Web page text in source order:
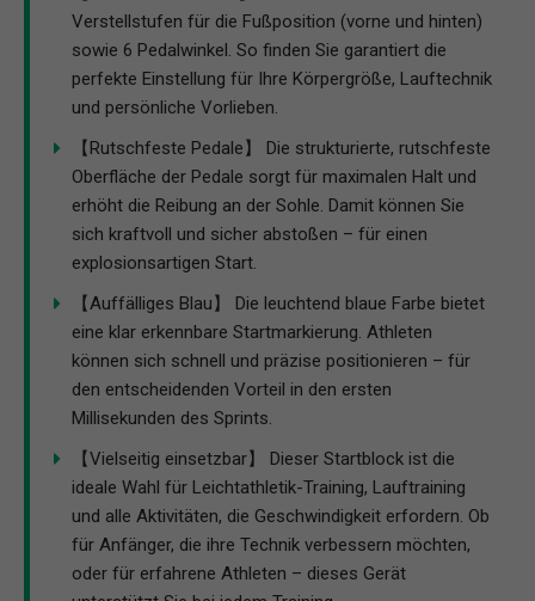
Verstellstufen für die Fußposition (vorne und hinten)
sowie 6 Pedalwinkel. So finden Sie garantiert die
perfekte Einstellung für Ihre Körpergröße, Lauftechnik
und persönliche Vorlieben.
【Rutschfeste Pedale】 Die strukturierte, rutschfeste
Oberfläche der Pedale sorgt für maximalen Halt und
erhöht die Reibung an der Sohle. Damit können Sie
sich kraftvoll und sicher abstoßen – für einen
explosionsartigen Start.
【Auffälliges Blau】 Die leuchtend blaue Farbe bietet
eine klar erkennbare Startmarkierung. Athleten
können sich schnell und präzise positionieren – für
den entscheidenden Vorteil in den ersten
Millisekunden des Sprints.
【Vielseitig einsetzbar】 Dieser Startblock ist die
ideale Wahl für Leichtathletik-Training, Lauftraining
und alle Aktivitäten, die Geschwindigkeit erfordern. Ob
für Anfänger, die ihre Technik verbessern möchten,
oder für erfahrene Athleten – dieses Gerät